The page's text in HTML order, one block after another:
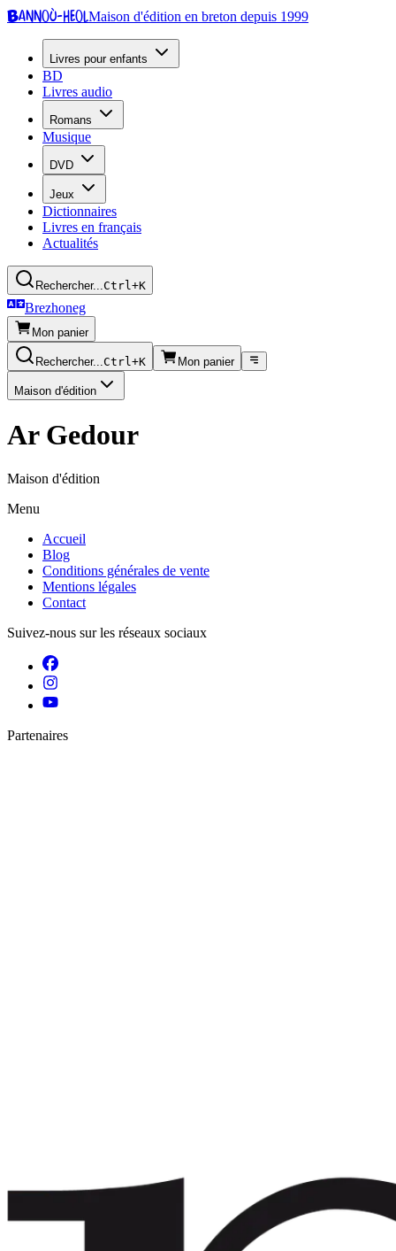
Bannoù-heolMaison d'édition en breton depuis 1999
Livres pour enfants
BD
Livres audio
Romans
Musique
DVD
Jeux
Dictionnaires
Livres en français
Actualités
Rechercher...Ctrl+K
Brezhoneg
Mon panier
Rechercher...Ctrl+K Mon panier
Maison d'édition
Ar Gedour
Maison d'édition
Menu
Accueil
Blog
Conditions générales de vente
Mentions légales
Contact
Suivez-nous sur les réseaux sociaux
Partenaires